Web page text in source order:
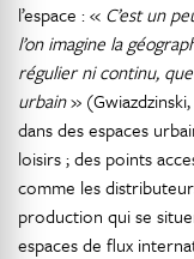
l’espace : « C’est un
l’on imagine la
régulier ni continu,
urbain»
dans des espaces
loisirs ; des points
comme les
production qui se
espaces de flux